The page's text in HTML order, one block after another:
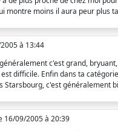
montre moins il aura peur plus
à 13:44
c'est grand,
difficile. Enfin dans ta
Starsbourg, c'est généralement
16/09/2005 à 20:39